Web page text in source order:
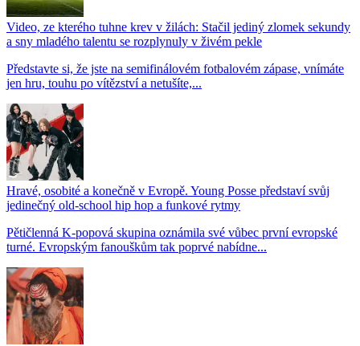
Video, ze kterého tuhne krev v žilách: Stačil jediný zlomek sekundy
a sny mladého talentu se rozplynuly v živém pekle
Představte si, že jste na semifinálovém fotbalovém zápase, vnímáte
jen hru, touhu po vítězství a netušíte,...
Hravé, osobité a konečně v Evropě. Young Posse představí svůj
jedinečný old-school hip hop a funkové rytmy
Pětičlenná K-popová skupina oznámila své vůbec první evropské
turné. Evropským fanouškům tak poprvé nabídne...